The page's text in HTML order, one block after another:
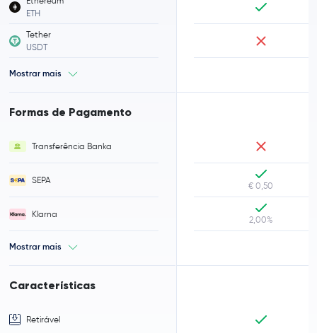
ETH
Tether
USDT
Mostrar mais
Formas de Pagamento
Transferência Banka
SEPA
Klarna
Mostrar mais
Características
Retirável
€ 0,50
2,00%